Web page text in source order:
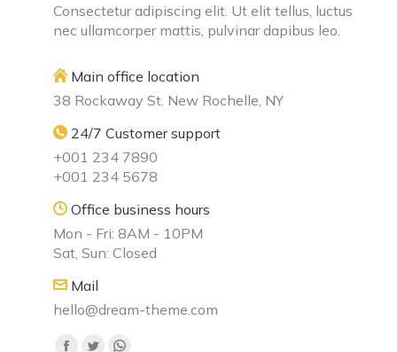
Consectetur adipiscing elit. Ut elit tellus, luctus
nec ullamcorper mattis, pulvinar dapibus leo.
Main office location
38 Rockaway St. New Rochelle, NY
24/7 Customer support
+001 234 7890
+001 234 5678
Office business hours
Mon - Fri: 8AM - 10PM
Sat, Sun: Closed
Mail
hello@dream-theme.com
Find us on: